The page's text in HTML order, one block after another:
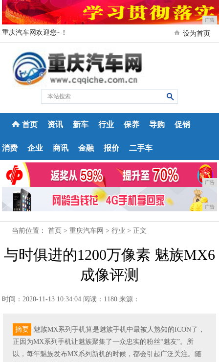
广告
重庆汽车网欢迎您~！ 设为首页
首页 资讯 新车 行业 保养 导购 促销
消费 企业 商讯 金融 报价 二手车
广告
广告
当前位置：首页 >重庆汽车网 >行业 > 正文
与时俱进的1200万像素 魅族MX6
成像评测
时间：2020-11-13 10:34:04 阅读：1180 来源：
摘要
魅族MX系列手机算是魅族手机中最被人熟知的ICON了，
正因为MX系列手机让魅族聚集了一众忠实的粉丝“魅友”。所
以，每年魅族发布MX系列新机的时候，都会引起广泛关注。随